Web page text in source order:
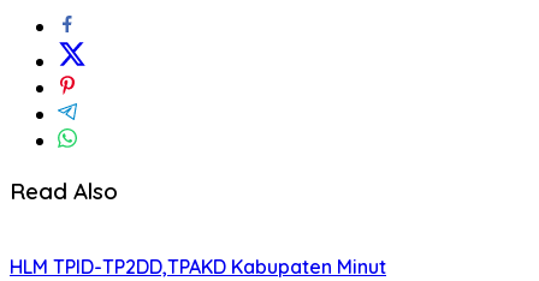
Read Also
HLM TPID-TP2DD,TPAKD Kabupaten Minut